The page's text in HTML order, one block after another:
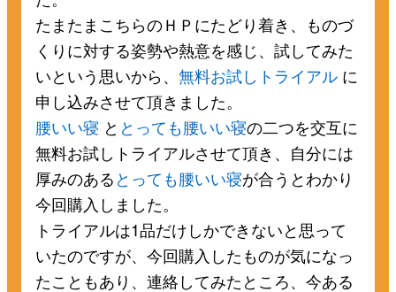
たまたまこちらのＨＰにたどり着き、ものづ
くりに対する姿勢や熱意を感じ、試してみた
いという思いから、無料お試しトライアル に
申し込みさせて頂きました。
腰いい寝 と とっても腰いい寝の二つを交互に
無料お試しトライアルさせて頂き、自分には
厚みのあるとっても腰いい寝が合うとわかり
今回購入しました。
トライアルは1品だけしかできないと思って
いたのですが、今回購入したものが気になっ
たこともあり、連絡してみたところ、今ある